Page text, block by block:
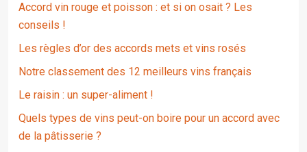
Accord vin rouge et poisson : et si on osait ? Les
conseils !
Les règles d’or des accords mets et vins rosés
Notre classement des 12 meilleurs vins français
Le raisin : un super-aliment !
Quels types de vins peut-on boire pour un accord avec
de la pâtisserie ?